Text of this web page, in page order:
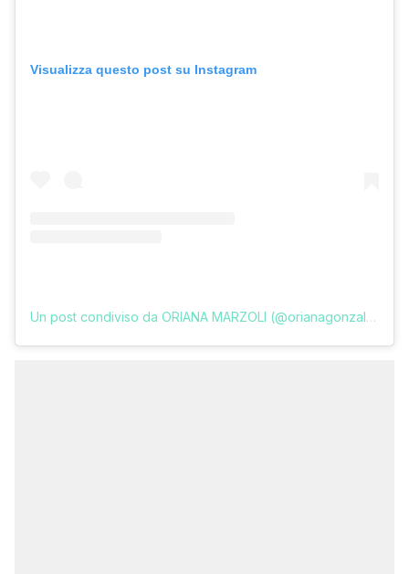
Visualizza questo post su Instagram
Un post condiviso da ORIANA MARZOLI (@orianagonzalezmarzoli)